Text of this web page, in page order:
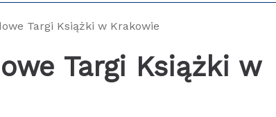
Targi Książki w Krakowie
Targi Książki w